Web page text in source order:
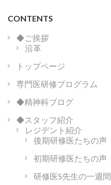
ビ
ー
シ
ョ
ン
CONTENTS
◆ご挨拶
沿革
トップページ
専門医研修プログラム
◆精神科ブログ
◆スタッフ紹介
レジデント紹介
後期研修医たちの声
初期研修医たちの声
研修医S先生の一週間